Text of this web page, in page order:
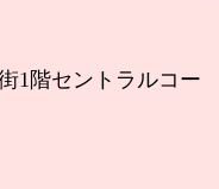
1階セントラルコー